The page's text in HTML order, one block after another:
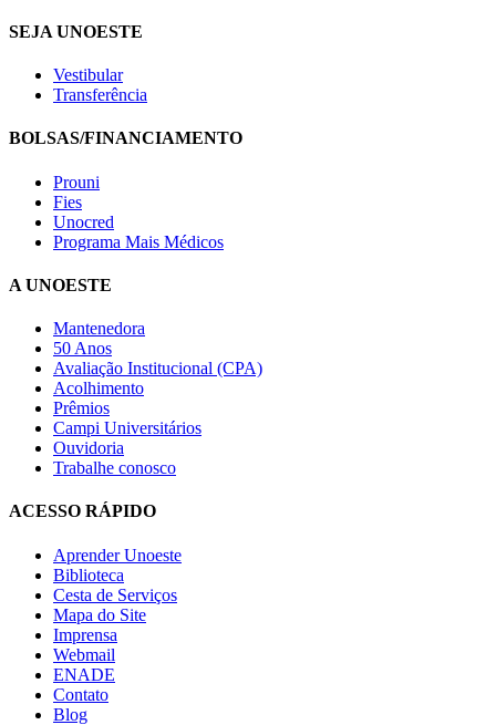
SEJA UNOESTE
Vestibular
Transferência
BOLSAS/FINANCIAMENTO
Prouni
Fies
Unocred
Programa Mais Médicos
A UNOESTE
Mantenedora
50 Anos
Avaliação Institucional (CPA)
Acolhimento
Prêmios
Campi Universitários
Ouvidoria
Trabalhe conosco
ACESSO RÁPIDO
Aprender Unoeste
Biblioteca
Cesta de Serviços
Mapa do Site
Imprensa
Webmail
ENADE
Contato
Blog